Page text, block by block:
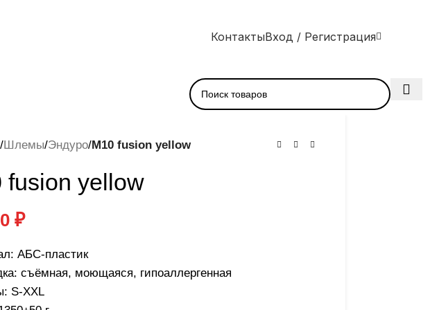
КонтактыВход / Регистрация
/Шлемы/Эндуро/M10 fusion yellow
fusion yellow
₽
АБС-пластик
съёмная, моющаяся, гипоаллергенная
S-XXL